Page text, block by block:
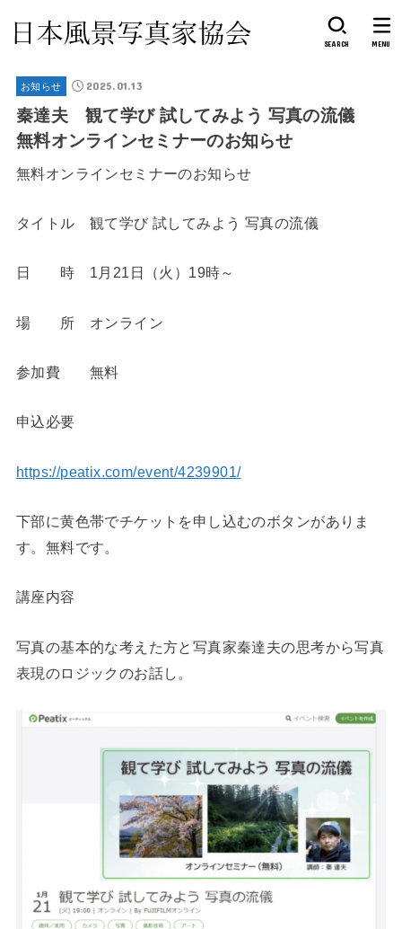
SEARCH MENU
お知らせ 2025.01.13
秦達夫 観て学び 試してみよう 写真の流儀
無料オンラインセミナーのお知らせ
無料オンラインセミナーのお知らせ
タイトル 観て学び 試してみよう 写真の流儀
日 時 1月21日（火）19時～
場 所 オンライン
参加費 無料
申込必要
https://peatix.com/event/4239901/
下部に黄色帯でチケットを申し込むのボタンがありま
す。無料です。
講座内容
写真の基本的な考えた方と写真家秦達夫の思考から写真
表現のロジックのお話し。